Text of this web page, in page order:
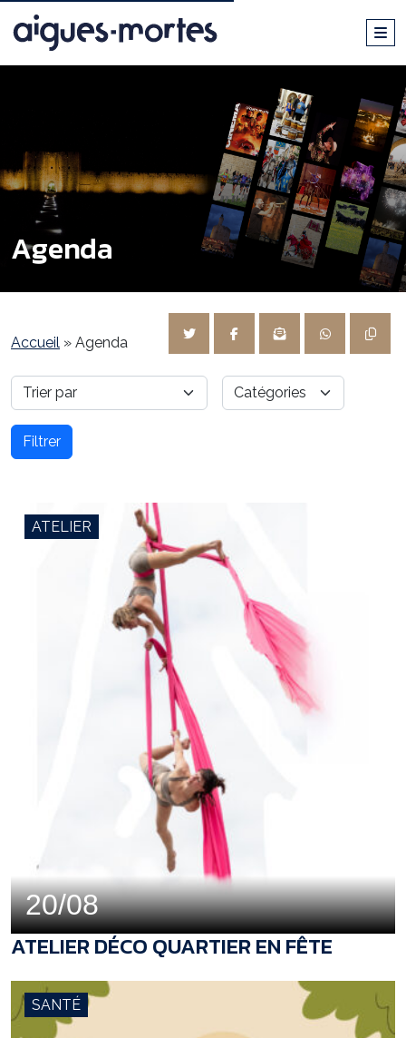
Agenda
Accueil » Agenda
Filtrer
ATELIER
20/08
ATELIER DÉCO QUARTIER EN FÊTE
SANTÉ